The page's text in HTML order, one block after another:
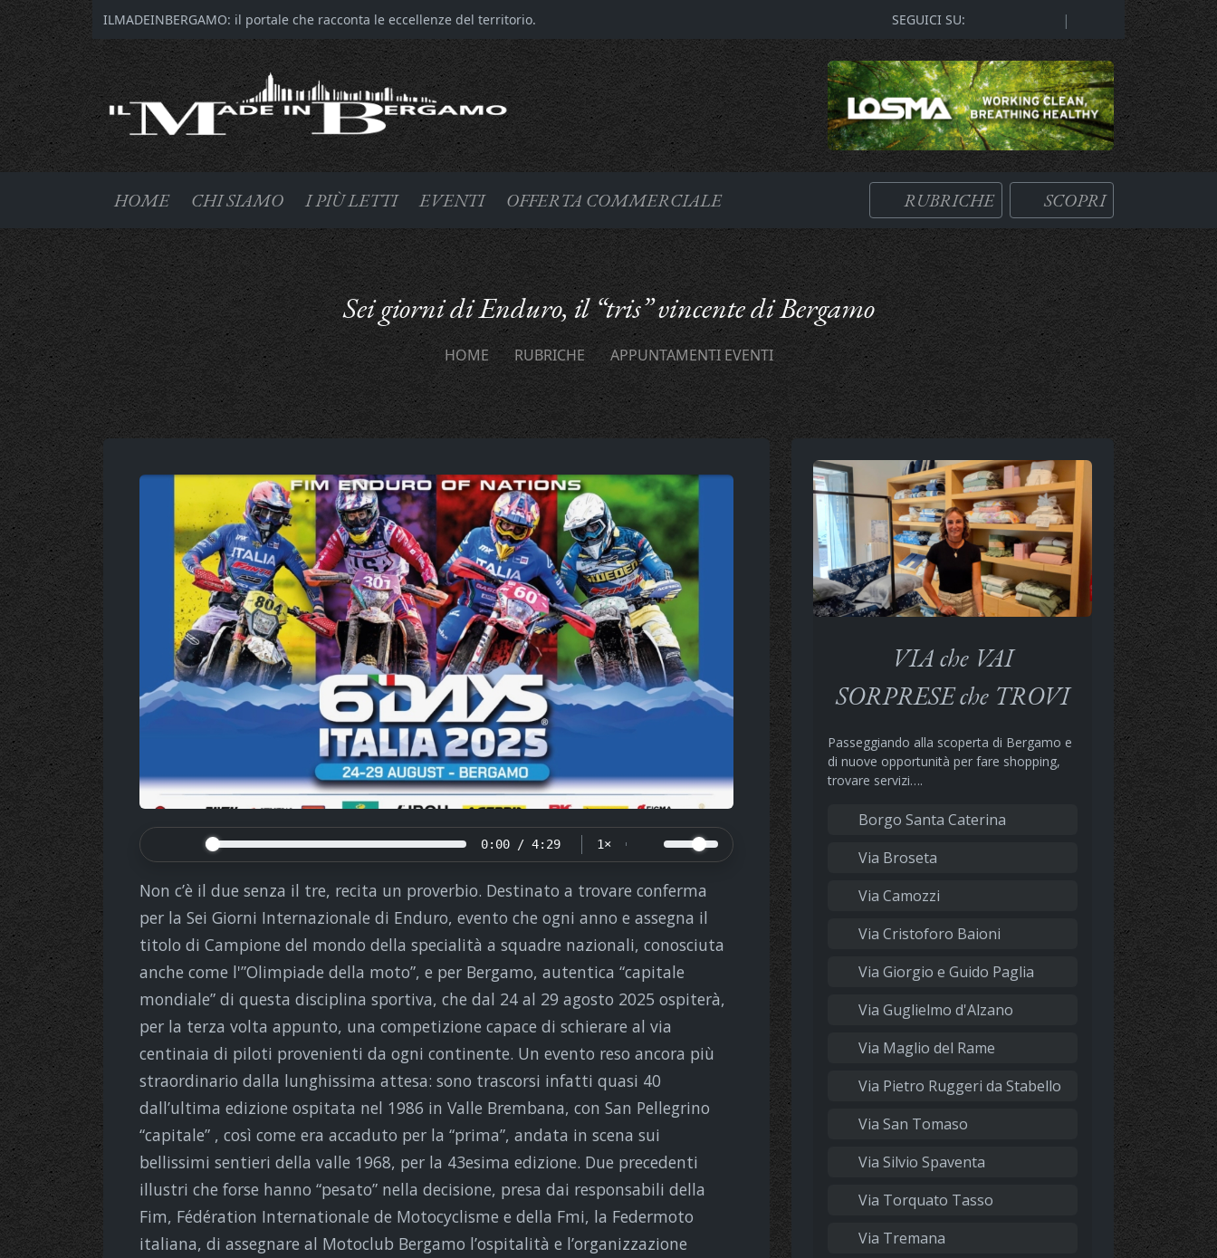
ILMADEINBERGAMO: il portale che racconta le eccellenze del territorio. SEGUICI SU: |
HOME CHI SIAMO I PIÙ LETTI EVENTI OFFERTA COMMERCIALE RUBRICHE SCOPRI
Sei giorni di Enduro, il “tris” vincente di Bergamo
HOME RUBRICHE APPUNTAMENTI EVENTI
0:00 / 4:29 1×
Non c’è il due senza il tre, recita un proverbio. Destinato a trovare conferma
per la Sei Giorni Internazionale di Enduro, evento che ogni anno e assegna il
titolo di Campione del mondo della specialità a squadre nazionali, conosciuta
anche come l'”Olimpiade della moto”, e per Bergamo, autentica “capitale
mondiale” di questa disciplina sportiva, che dal 24 al 29 agosto 2025 ospiterà,
per la terza volta appunto, una competizione capace di schierare al via
centinaia di piloti provenienti da ogni continente. Un evento reso ancora più
straordinario dalla lunghissima attesa: sono trascorsi infatti quasi 40
dall’ultima edizione ospitata nel 1986 in Valle Brembana, con San Pellegrino
“capitale” , così come era accaduto per la “prima”, andata in scena sui
bellissimi sentieri della valle 1968, per la 43esima edizione. Due precedenti
illustri che forse hanno “pesato” nella decisione, presa dai responsabili della
Fim, Fédération Internationale de Motocyclisme e della Fmi, la Federmoto
italiana, di assegnare al Motoclub Bergamo l’ospitalità e l’organizzazione
VIA che VAI
SORPRESE che TROVI
Passeggiando alla scoperta di Bergamo e
di nuove opportunità per fare shopping,
trovare servizi….
Borgo Santa Caterina
Via Broseta
Via Camozzi
Via Cristoforo Baioni
Via Giorgio e Guido Paglia
Via Guglielmo d'Alzano
Via Maglio del Rame
Via Pietro Ruggeri da Stabello
Via San Tomaso
Via Silvio Spaventa
Via Torquato Tasso
Via Tremana